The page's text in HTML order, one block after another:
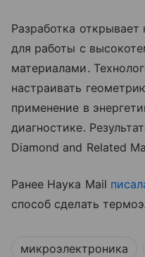
Разработка
для работы с
материалами.
настраивать
применение в
диагностике.
Diamond and Related
Ранее Наука Mail
способ сделать
микроэлектроника